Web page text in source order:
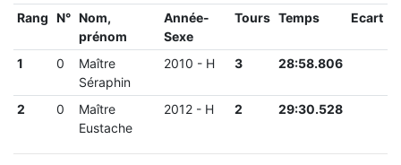
Rang N° Nom,
prénom
Année-
Sexe
Tours Temps Ecart
1 0
Maître
Séraphin
2010 - H 3 28:58.806
2 0
Maître
Eustache
2012 - H 2 29:30.528